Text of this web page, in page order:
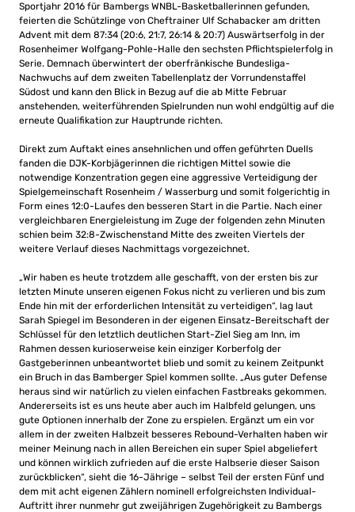
Sportjahr 2016 für Bambergs WNBL-Basketballerinnen gefunden,
feierten die Schützlinge von Cheftrainer Ulf Schabacker am dritten
Advent mit dem 87:34 (20:6, 21:7, 26:14 & 20:7) Auswärtserfolg in der
Rosenheimer Wolfgang-Pohle-Halle den sechsten Pflichtspielerfolg in
Serie. Demnach überwintert der oberfränkische Bundesliga-
Nachwuchs auf dem zweiten Tabellenplatz der Vorrundenstaffel
Südost und kann den Blick in Bezug auf die ab Mitte Februar
anstehenden, weiterführenden Spielrunden nun wohl endgültig auf die
erneute Qualifikation zur Hauptrunde richten.
Direkt zum Auftakt eines ansehnlichen und offen geführten Duells
fanden die DJK-Korbjägerinnen die richtigen Mittel sowie die
notwendige Konzentration gegen eine aggressive Verteidigung der
Spielgemeinschaft Rosenheim / Wasserburg und somit folgerichtig in
Form eines 12:0-Laufes den besseren Start in die Partie. Nach einer
vergleichbaren Energieleistung im Zuge der folgenden zehn Minuten
schien beim 32:8-Zwischenstand Mitte des zweiten Viertels der
weitere Verlauf dieses Nachmittags vorgezeichnet.
„Wir haben es heute trotzdem alle geschafft, von der ersten bis zur
letzten Minute unseren eigenen Fokus nicht zu verlieren und bis zum
Ende hin mit der erforderlichen Intensität zu verteidigen“, lag laut
Sarah Spiegel im Besonderen in der eigenen Einsatz-Bereitschaft der
Schlüssel für den letztlich deutlichen Start-Ziel Sieg am Inn, im
Rahmen dessen kurioserweise kein einziger Korberfolg der
Gastgeberinnen unbeantwortet blieb und somit zu keinem Zeitpunkt
ein Bruch in das Bamberger Spiel kommen sollte. „Aus guter Defense
heraus sind wir natürlich zu vielen einfachen Fastbreaks gekommen.
Andererseits ist es uns heute aber auch im Halbfeld gelungen, uns
gute Optionen innerhalb der Zone zu erspielen. Ergänzt um ein vor
allem in der zweiten Halbzeit besseres Rebound-Verhalten haben wir
meiner Meinung nach in allen Bereichen ein super Spiel abgeliefert
und können wirklich zufrieden auf die erste Halbserie dieser Saison
zurückblicken“, sieht die 16-Jährige – selbst Teil der ersten Fünf und
dem mit acht eigenen Zählern nominell erfolgreichsten Individual-
Auftritt ihrer nunmehr gut zweijährigen Zugehörigkeit zu Bambergs